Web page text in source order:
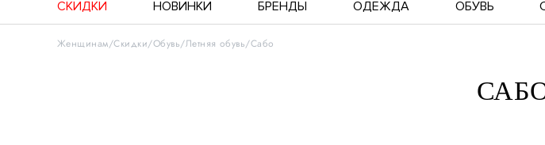
СКИДКИ НОВИНКИ БРЕНДЫ ОДЕЖДА ОБУВЬ
Женщинам Скидки Обувь Летняя обувь Сабо